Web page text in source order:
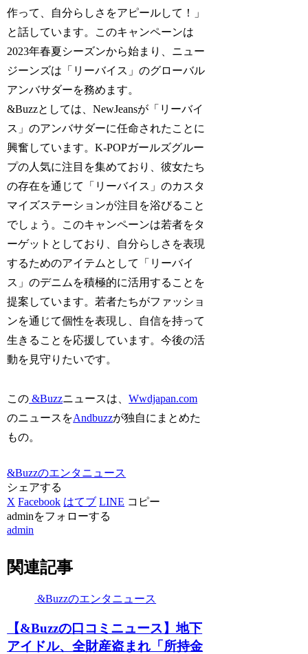
作って、自分らしさをアピールして！」
と話しています。このキャンペーンは
2023年春夏シーズンから始まり、ニュー
ジーンズは「リーバイス」のグローバル
アンバサダーを務めます。
&Buzzとしては、NewJeansが「リーバイ
ス」のアンバサダーに任命されたことに
興奮しています。K-POPガールズグルー
プの人気に注目を集めており、彼女たち
の存在を通じて「リーバイス」のカスタ
マイズステーションが注目を浴びること
でしょう。このキャンペーンは若者をタ
ーゲットとしており、自分らしさを表現
するためのアイテムとして「リーバイ
ス」のデニムを積極的に活用することを
提案しています。若者たちがファッショ
ンを通じて個性を表現し、自信を持って
生きることを応援しています。今後の活
動を見守りたいです。
この &Buzzニュースは、Wwdjapan.com
のニュースをAndbuzzが独自にまとめた
もの。
&Buzzのエンタニュース
シェアする
X Facebook はてブ LINE コピー
adminをフォローする
admin
関連記事
&Buzzのエンタニュース
【&Buzzの口コミニュース】地下
アイドル、全財産盗まれ「所持金